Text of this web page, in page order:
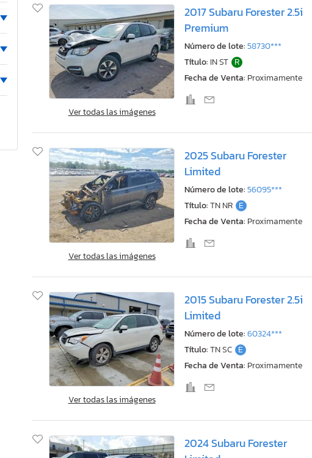
Ver todas las imágenes
2017 Subaru Forester 2.5i
Premium
Número de lote:58730***
Título: IN ST R
Fecha de Venta: Proximamente
Ver todas las imágenes
2025 Subaru Forester
Limited
Número de lote:56095***
Título:TN NR E
Fecha de Venta: Proximamente
Ver todas las imágenes
2015 Subaru Forester 2.5i
Limited
Número de lote:60324***
Título:TN SC E
Fecha de Venta: Proximamente
2024 Subaru Forester